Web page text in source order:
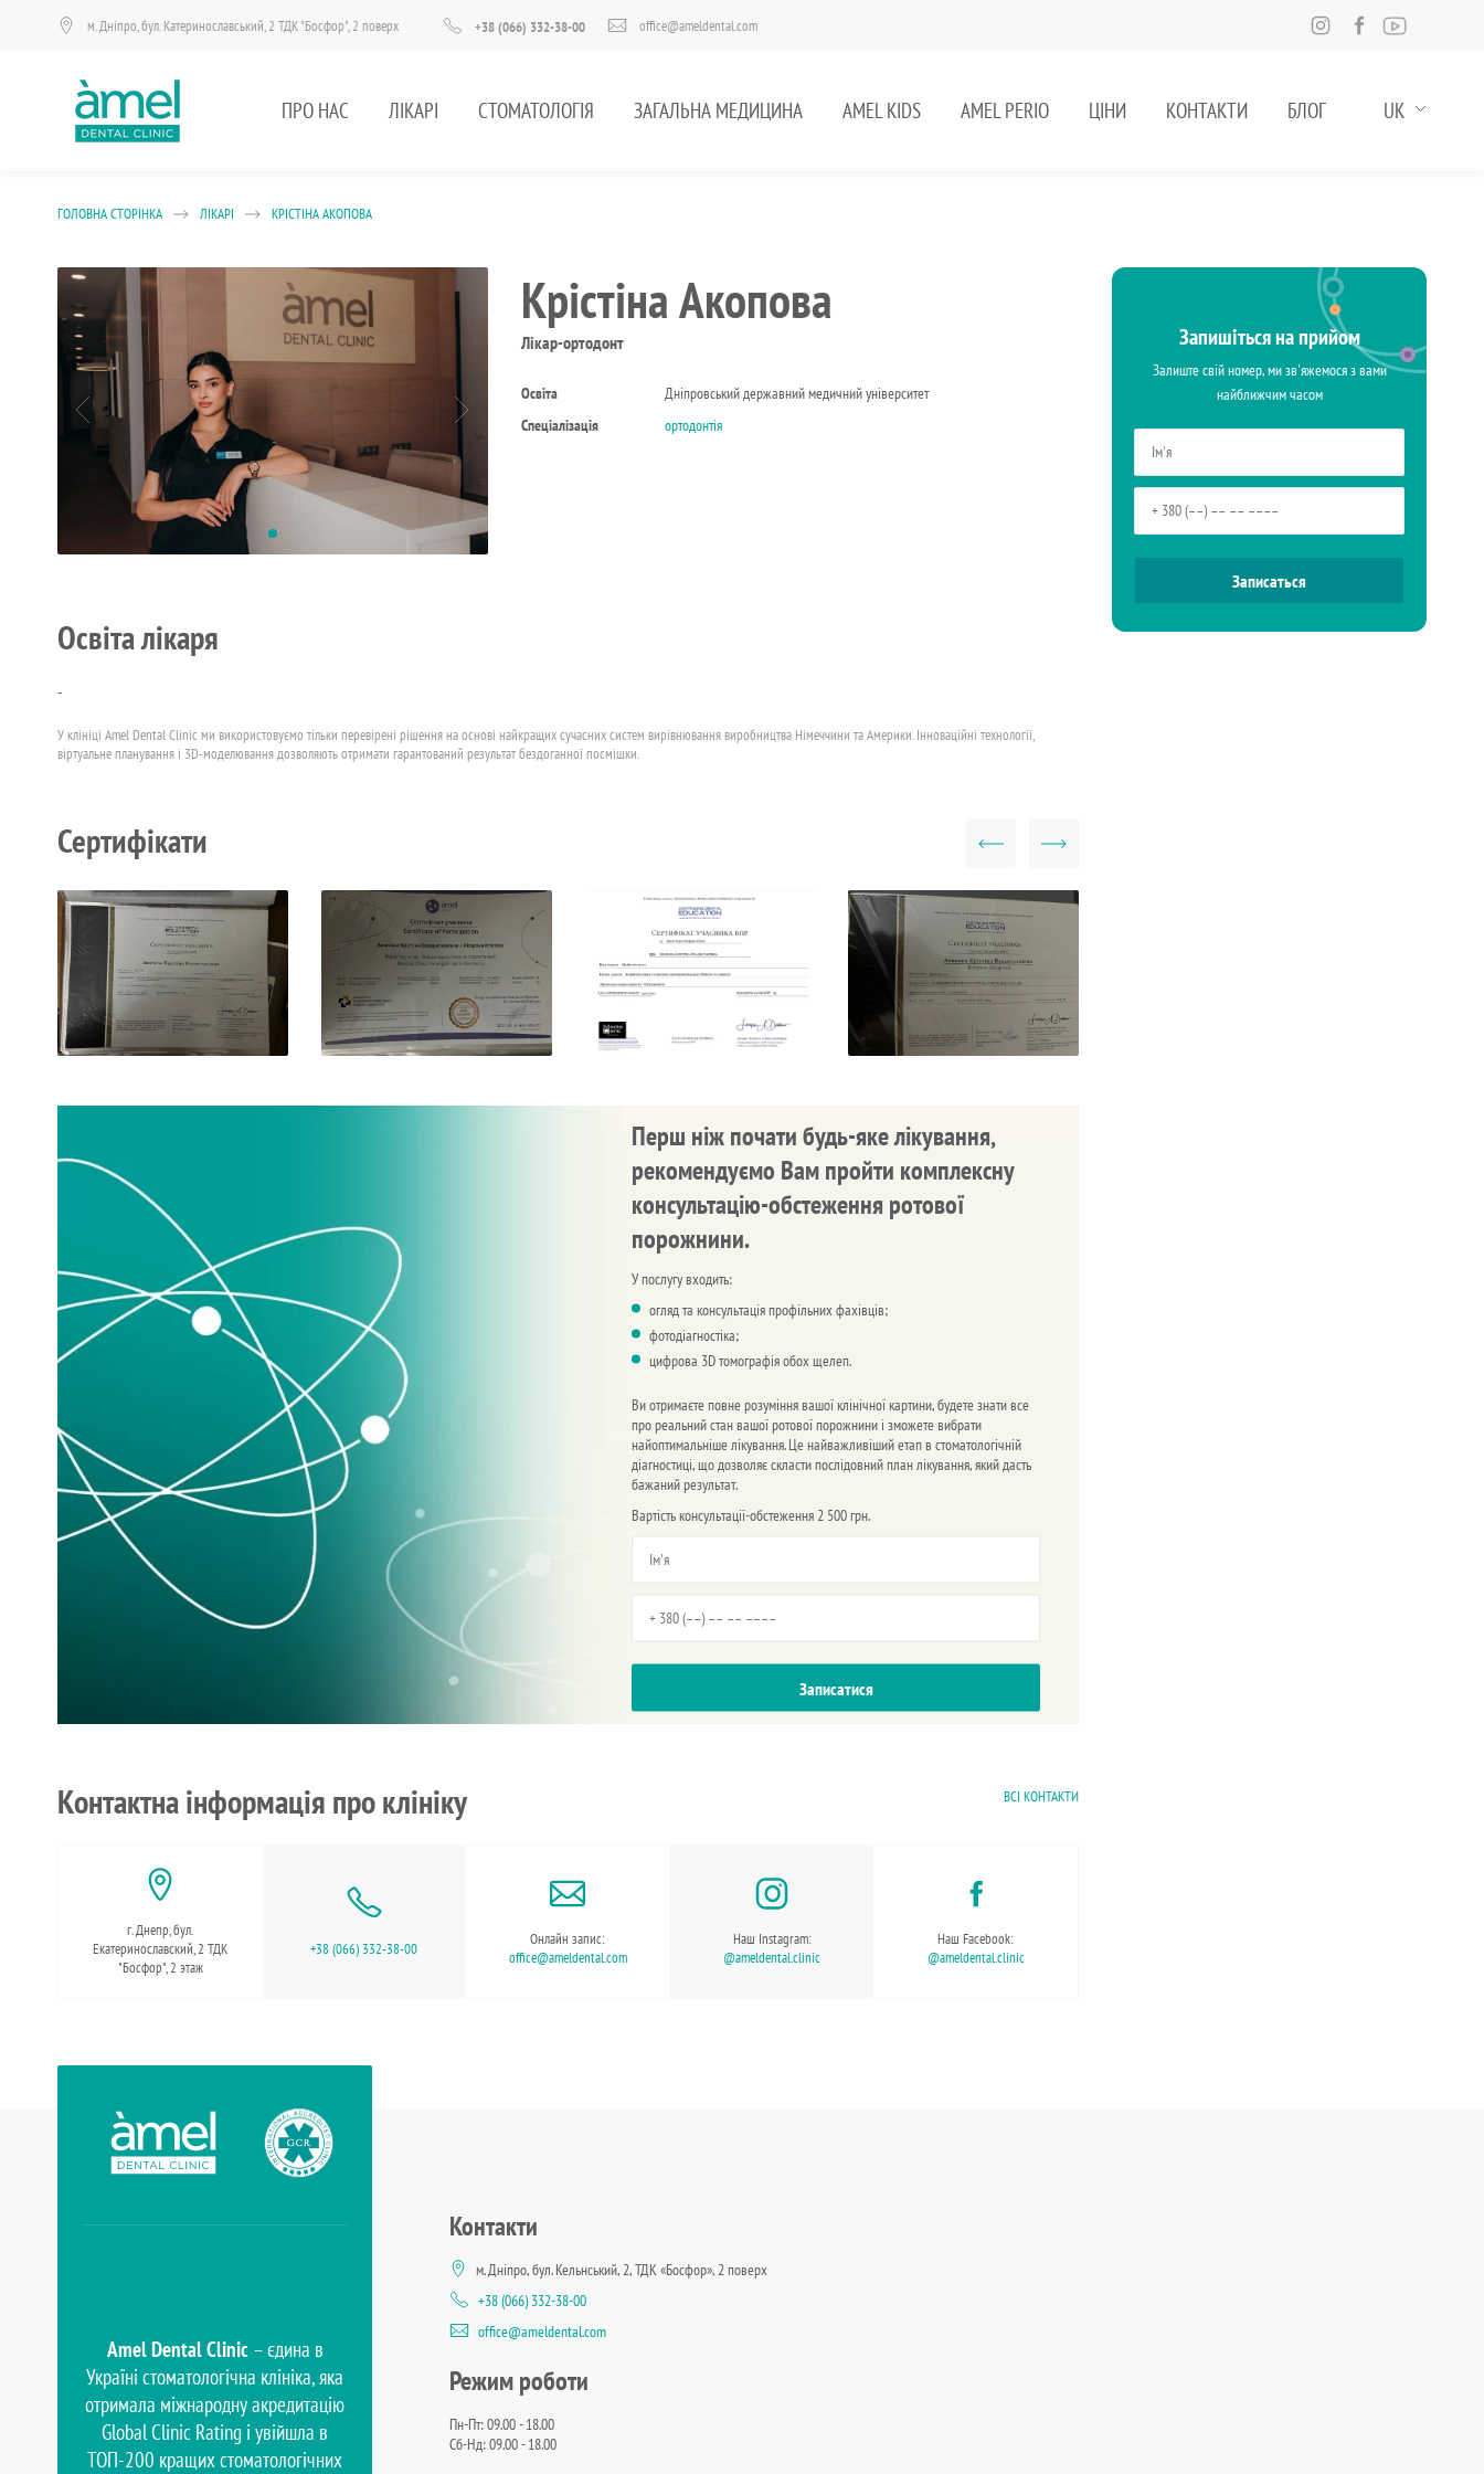
м. Дніпро, бул. Катеринославський, 2 ТДК "Босфор", 2 поверх +38 (066) 332-38-00 office@ameldental.com
ПРО НАС ЛІКАРІ СТОМАТОЛОГІЯ ЗАГАЛЬНА МЕДИЦИНА AMEL KIDS AMEL PERIO ЦІНИ КОНТАКТИ БЛОГ UK
ГОЛОВНА СТОРІНКА ЛІКАРІ КРІСТІНА АКОПОВА
Запишіться на прийом
Залиште свій номер, ми зв'яжемося з вами
найближчим часом
Крістіна Акопова
Лікар-ортодонт
Освіта
Дніпровський державний медичний університет
Спеціалізація
ортодонтія
Освіта лікаря
-
У клініці Amel Dental Clinic ми використовуємо тільки перевірені рішення на основі найкращих сучасних систем вирівнювання виробництва Німеччини та Америки. Інноваційні технології,
віртуальне планування і 3D-моделювання дозволяють отримати гарантований результат бездоганної посмішки.
Сертифікати
Перш ніж почати будь-яке лікування,
рекомендуємо Вам пройти комплексну
консультацію-обстеження ротової
порожнини.
У послугу входить:
огляд та консультація профільних фахівців;
фотодіагностіка;
цифрова 3D томографія обох щелеп.
Ви отримаєте повне розуміння вашої клінічної картини, будете знати все
про реальний стан вашої ротової порожнини і зможете вибрати
найоптимальніше лікування. Це найважливіший етап в стоматологічній
діагностиці, що дозволяє скласти послідовний план лікування, який дасть
бажаний результат.
Вартість консультації-обстеження 2 500 грн.
Контактна інформація про клініку ВСІ КОНТАКТИ
г. Днепр, бул.
Екатеринославский, 2 ТДК
"Босфор", 2 этаж
+38 (066) 332-38-00
Онлайн запис:
office@ameldental.com
Наш Instagram:
@ameldental.clinic
Наш Facebook:
@ameldental.clinic
Amel Dental Clinic– єдина в
Україні стоматологічна клініка, яка
отримала міжнародну акредитацію
Global Clinic Rating і увійшла в
TOП-200 кращих стоматологічних
Контакти
м. Дніпро, бул. Кельнський, 2, ТДК «Босфор», 2 поверх
+38 (066) 332-38-00
office@ameldental.com
Режим роботи
Пн-Пт: 09.00 - 18.00
Сб-Нд: 09.00 - 18.00